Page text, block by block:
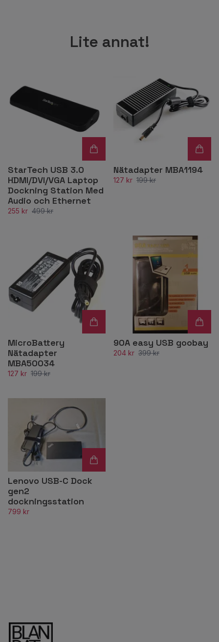
Lite annat!
StarTech USB 3.0
HDMI/DVI/VGA Laptop
Dockning Station Med
Audio och Ethernet
255 kr 499 kr
Nätadapter MBA1194
127 kr 199 kr
MicroBattery
Nätadapter
MBA50034
127 kr 199 kr
90A easy USB goobay
204 kr 399 kr
Lenovo USB-C Dock
gen2
dockningsstation
799 kr